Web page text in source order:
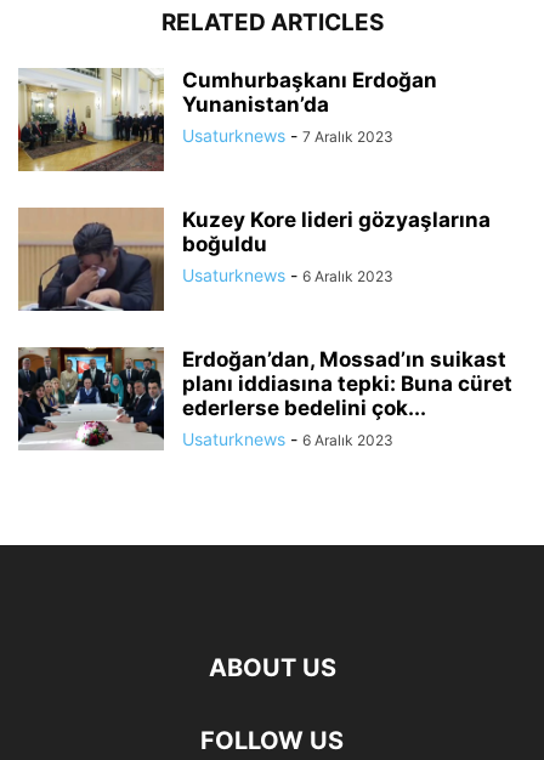
RELATED ARTICLES
Cumhurbaşkanı Erdoğan
Yunanistan’da
Usaturknews - 7 Aralık 2023
Kuzey Kore lideri gözyaşlarına
boğuldu
Usaturknews - 6 Aralık 2023
Erdoğan’dan, Mossad’ın suikast
planı iddiasına tepki: Buna cüret
ederlerse bedelini çok...
Usaturknews - 6 Aralık 2023
ABOUT US
FOLLOW US